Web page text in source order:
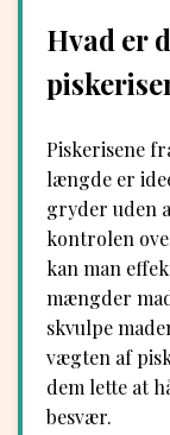
Hvad er
Piskerisene
længde er
gryder uden
kontrolen
kan man
mængder
skvulpe
vægten af
dem lette at
besvær.